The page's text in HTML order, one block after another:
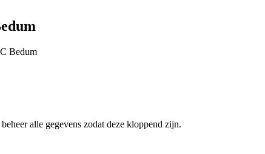
Bedum
alle gegevens zodat deze kloppend zijn.